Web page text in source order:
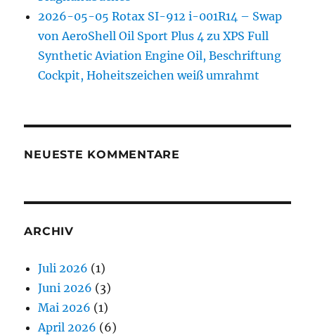
2026-05-05 Rotax SI-912 i-001R14 – Swap
von AeroShell Oil Sport Plus 4 zu XPS Full
Synthetic Aviation Engine Oil, Beschriftung
Cockpit, Hoheitszeichen weiß umrahmt
NEUESTE KOMMENTARE
ARCHIV
Juli 2026 (1)
Juni 2026 (3)
Mai 2026 (1)
April 2026 (6)